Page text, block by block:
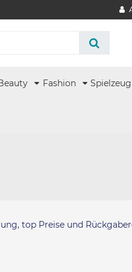
Fashion Spielzeug
top Preise und